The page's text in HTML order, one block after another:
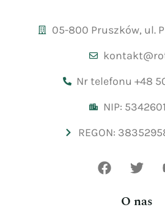
05-800 Pruszków, ul.
Nr telefonu +48
NIP:
REGON:
O nas